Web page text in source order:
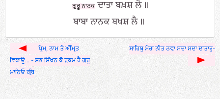
ਗੁਰੂ ਨਾਨਕਦਾਤਾ ਬਖ਼ਸ਼ ਲੈ॥
ਬਾਬਾ ਨਾਨਕ ਬਖਸ਼ ਲੈ॥
ਪ੍ਰੇਮ, ਨਾਮ ਤੇ ਅੰਮ੍ਰਿਤ
ਵਿਕਾਊ... - ਸਭ ਸਿੱਖਨ ਕੋ ਹੁਕਮ ਹੈ ਗੁਰੂ
ਮਾਨਿਓ ਗ੍ਰੰਥ
ਸਾਹਿਬੁ ਮੇਰਾ ਨੀਤ ਨਵਾ ਸਦਾ ਸਦਾ ਦਾਤਾਰੁ-